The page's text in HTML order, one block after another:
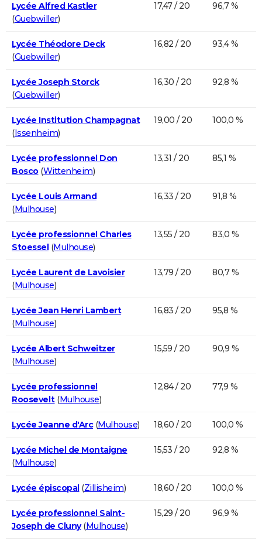
Lycée Alfred Kastler
(Guebwiller)
17,47 / 20 96,7 %
Lycée Théodore Deck
(Guebwiller)
16,82 / 20 93,4 %
Lycée Joseph Storck
(Guebwiller)
16,30 / 20 92,8 %
Lycée Institution Champagnat
(Issenheim)
19,00 / 20 100,0 %
Lycée professionnel Don
Bosco (Wittenheim)
13,31 / 20 85,1 %
Lycée Louis Armand
(Mulhouse)
16,33 / 20 91,8 %
Lycée professionnel Charles
Stoessel(Mulhouse)
13,55 / 20 83,0 %
Lycée Laurent de Lavoisier
(Mulhouse)
13,79 / 20 80,7 %
Lycée Jean Henri Lambert
(Mulhouse)
16,83 / 20 95,8 %
Lycée Albert Schweitzer
(Mulhouse)
15,59 / 20 90,9 %
Lycée professionnel
Roosevelt(Mulhouse)
12,84 / 20 77,9 %
Lycée Jeanne d'Arc(Mulhouse) 18,60 / 20 100,0 %
Lycée Michel de Montaigne
(Mulhouse)
15,53 / 20 92,8 %
Lycée épiscopal(Zillisheim) 18,60 / 20 100,0 %
Lycée professionnel Saint-
Joseph de Cluny(Mulhouse)
15,29 / 20 96,9 %